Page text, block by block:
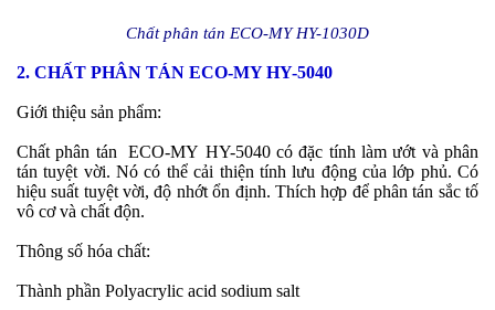
Chất phân tán ECO-MY HY-1030D
2. CHẤT PHÂN TÁN ECO-MY HY-5040
Giới thiệu sản phẩm:
Chất phân tán ECO-MY HY-5040 có đặc tính làm ướt và phân
tán tuyệt vời. Nó có thể cải thiện tính lưu động của lớp phủ. Có
hiệu suất tuyệt vời, độ nhớt ổn định. Thích hợp để phân tán sắc tố
vô cơ và chất độn.
Thông số hóa chất:
Thành phần Polyacrylic acid sodium salt